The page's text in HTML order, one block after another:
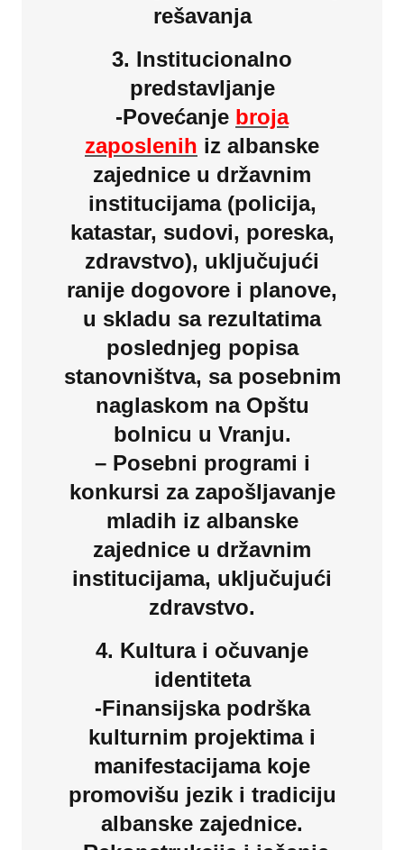
rešavanja
3. Institucionalno
predstavljanje
-Povećanje broja
zaposlenih iz albanske
zajednice u državnim
institucijama (policija,
katastar, sudovi, poreska,
zdravstvo), uključujući
ranije dogovore i planove,
u skladu sa rezultatima
poslednjeg popisa
stanovništva, sa posebnim
naglaskom na Opštu
bolnicu u Vranju.
– Posebni programi i
konkursi za zapošljavanje
mladih iz albanske
zajednice u državnim
institucijama, uključujući
zdravstvo.
4. Kultura i očuvanje
identiteta
-Finansijska podrška
kulturnim projektima i
manifestacijama koje
promovišu jezik i tradiciju
albanske zajednice.